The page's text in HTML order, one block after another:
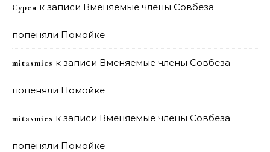
Сурен к записи Вменяемые члены Совбеза
попеняли Помойке
mitasmies к записи Вменяемые члены Совбеза
попеняли Помойке
mitasmies к записи Вменяемые члены Совбеза
попеняли Помойке